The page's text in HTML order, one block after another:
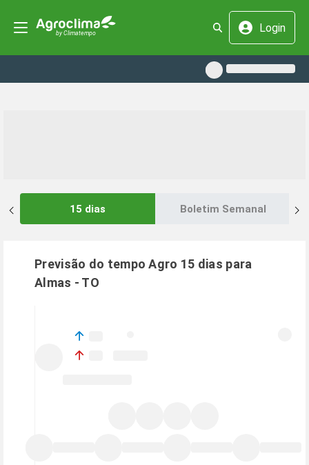
Login
15 dias Boletim Semanal
Previsão do tempo Agro 15 dias para
Almas - TO